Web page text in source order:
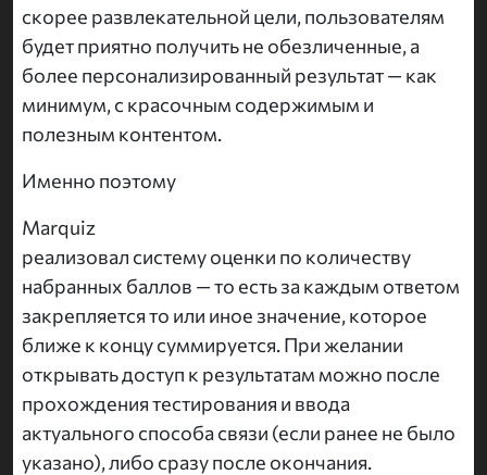
скорее развлекательной цели, пользователям
будет приятно получить не обезличенные, а
более персонализированный результат — как
минимум, с красочным содержимым и
полезным контентом.
Именно поэтому
Marquiz
реализовал систему оценки по количеству
набранных баллов — то есть за каждым ответом
закрепляется то или иное значение, которое
ближе к концу суммируется. При желании
открывать доступ к результатам можно после
прохождения тестирования и ввода
актуального способа связи (если ранее не было
указано), либо сразу после окончания.